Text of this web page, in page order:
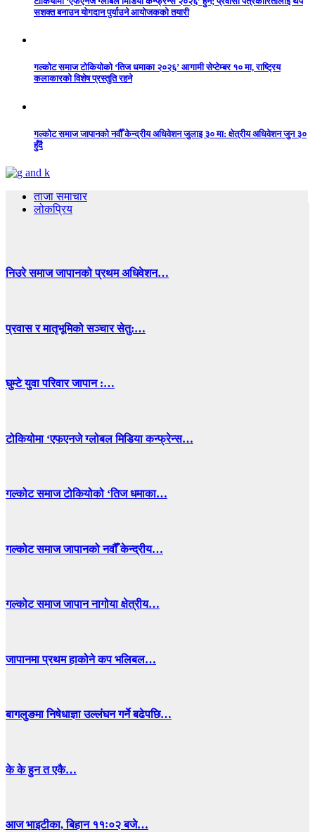
सशक्त बनाउन योगदान पुर्याउने आयोजकको तयारी
गल्कोट समाज टोकियोको ‘तिज धमाका २०२६’ आगामी सेप्टेम्बर १० मा, राष्ट्रिय
कलाकारको विशेष प्रस्तुति रहने
गल्कोट समाज जापानको नवौँ केन्द्रीय अधिवेशन जुलाइ ३० मा: क्षेत्रीय अधिवेशन जुन ३०
हुँदै
ताजा समाचार
लोकप्रिय
निउरे समाज जापानको प्रथम अधिवेशन…
प्रवास र मातृभूमिको सञ्चार सेतु:…
घुम्टे युवा परिवार जापान :…
टोकियोमा ‘एफएनजे ग्लोबल मिडिया कन्फ्रेन्स…
गल्कोट समाज टोकियोको ‘तिज धमाका…
गल्कोट समाज जापानको नवौँ केन्द्रीय…
गल्कोट समाज जापान नागोया क्षेत्रीय…
जापानमा प्रथम हाकोने कप भलिबल…
बागलुङमा निषेधाज्ञा उल्लंघन गर्ने बढेपछि…
के के हुन त एकै…
आज भाइटीका, बिहान ११ः०२ बजे…